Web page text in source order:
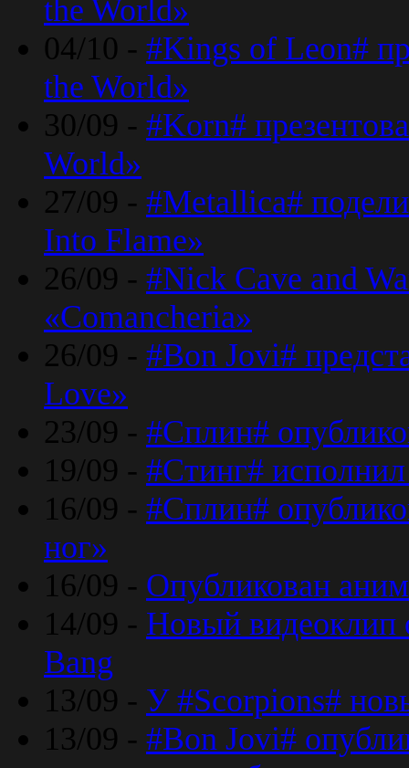
the World»
04/10 - #Kings of Leon#
the World»
30/09 - #Korn#
World»
27/09 - #Metallica#
Into Flame»
26/09 - #Nick Cave and
«Comancheria»
26/09 - #Bon Jovi#
Love»
23/09 - #Сплин#
19/09 - #Стинг#
16/09 - #Сплин#
ног»
16/09 - Опубликован
14/09 - Новый видеоклип
Bang
13/09 - У #Scorpions#
13/09 - #Bon Jovi#